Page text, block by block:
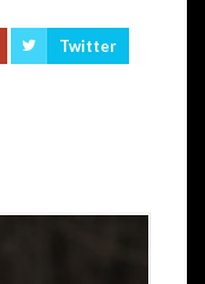
Twitter